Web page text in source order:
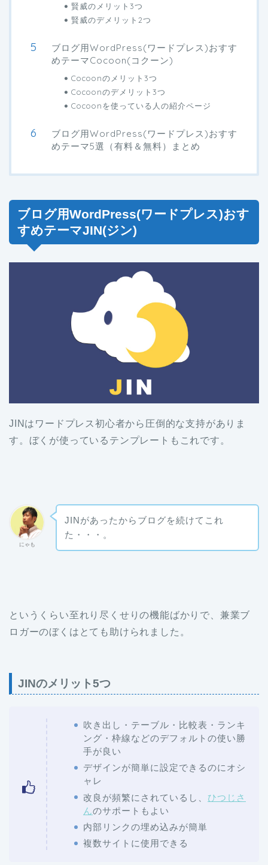
賢威のメリット3つ
賢威のデメリット2つ
ブログ用WordPress(ワードプレス)おすす
めテーマCocoon(コクーン)
Cocoonのメリット3つ
Cocoonのデメリット3つ
Cocoonを使っている人の紹介ページ
ブログ用WordPress(ワードプレス)おすす
めテーマ5選（有料＆無料）まとめ
ブログ用WordPress(ワードプレス)おす
すめテーマJIN(ジン)
JINはワードプレス初心者から圧倒的な支持がありま
す。ぼくが使っているテンプレートもこれです。
にゃも
JINがあったからブログを続けてこれ
た・・・。
というくらい至れり尽くせりの機能ばかりで、兼業ブ
ロガーのぼくはとても助けられました。
JINのメリット5つ
吹き出し・テーブル・比較表・ランキ
ング・枠線などのデフォルトの使い勝
手が良い
デザインが簡単に設定できるのにオシ
ャレ
改良が頻繁にされているし、 ひつじさ
んのサポートもよい
内部リンクの埋め込みが簡単
複数サイトに使用できる